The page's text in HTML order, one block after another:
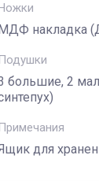
накладка
большие, 2
для